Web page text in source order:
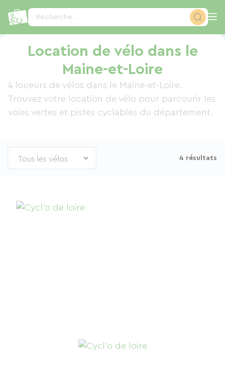
Recherche...
Location de vélo dans le
Maine-et-Loire
4 loueurs de vélos dans le Maine-et-Loire.
Trouvez votre location de vélo pour parcourir les
voies vertes et pistes cyclables du département.
4 résultats
Panneau de gestion des cookies